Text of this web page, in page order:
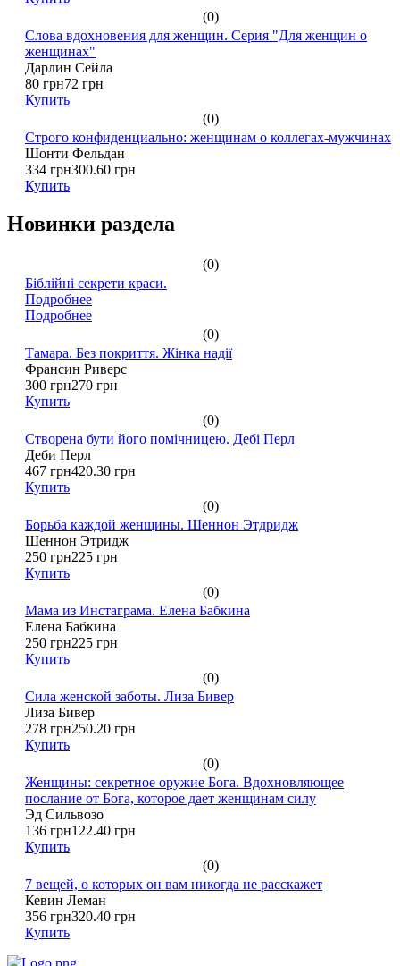
(0)
Слова вдохновения для женщин. Серия "Для женщин о
женщинах"
Дарлин Сейла
80 грн72 грн
Купить
(0)
Строго конфиденциально: женщинам о коллегах-мужчинах
Шонти Фельдан
334 грн300.60 грн
Купить
Новинки раздела
(0)
Біблійні секрети краси.
Подробнее
Подробнее
(0)
Тамара. Без покриття. Жінка надії
Франсин Риверс
300 грн270 грн
Купить
(0)
Створена бути його помічницею. Дебі Перл
Деби Перл
467 грн420.30 грн
Купить
(0)
Борьба каждой женщины. Шеннон Этдридж
Шеннон Этридж
250 грн225 грн
Купить
(0)
Мама из Инстаграма. Елена Бабкина
Елена Бабкина
250 грн225 грн
Купить
(0)
Сила женской заботы. Лиза Бивер
Лиза Бивер
278 грн250.20 грн
Купить
(0)
Женщины: секретное оружие Бога. Вдохновляющее
послание от Бога, которое дает женщинам силу
Эд Сильвозо
136 грн122.40 грн
Купить
(0)
7 вещей, о которых он вам никогда не расскажет
Кевин Леман
356 грн320.40 грн
Купить